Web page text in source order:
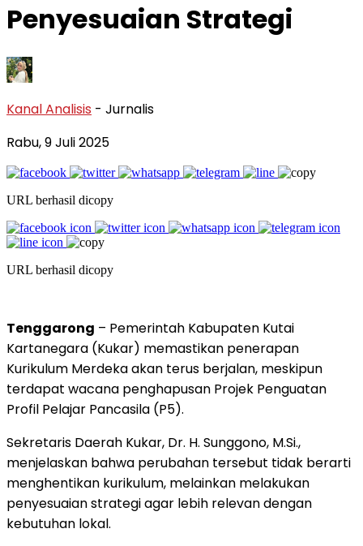
Penyesuaian Strategi
Kanal Analisis - Jurnalis
Rabu, 9 Juli 2025
URL berhasil dicopy
URL berhasil dicopy
Tenggarong – Pemerintah Kabupaten Kutai
Kartanegara (Kukar) memastikan penerapan
Kurikulum Merdeka akan terus berjalan, meskipun
terdapat wacana penghapusan Projek Penguatan
Profil Pelajar Pancasila (P5).
Sekretaris Daerah Kukar, Dr. H. Sunggono, M.Si.,
menjelaskan bahwa perubahan tersebut tidak berarti
menghentikan kurikulum, melainkan melakukan
penyesuaian strategi agar lebih relevan dengan
kebutuhan lokal.